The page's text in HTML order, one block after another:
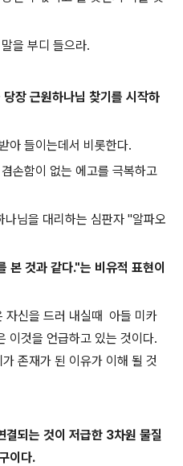
을 부디 들으라.
장 근원하나님 찾기를 시작하
아 들이는데서 비롯한다.
손함이 없는 에고를 극복하고
님을 대리하는 심판자 "알파오
본 것과 같다."는 비유적 표현이
자신을 드러 내실때 아들 미카
이것을 언급하고 있는 것이다.
존재가 된 이유가 이해 될 것
결되는 것이 저급한 3차원 물질
이다.